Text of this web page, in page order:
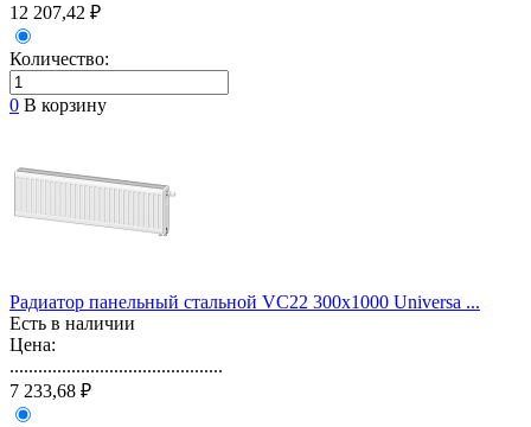
12 207,42 ₽
Количество:
0 В корзину
Радиатор панельный стальной VС22 300х1000 Universa ...
Есть в наличии
Цена:
.............................................
7 233,68 ₽